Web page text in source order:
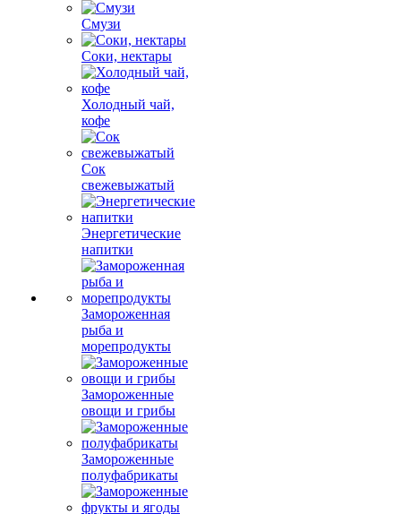
Смузи
Соки, нектары
Холодный чай,
кофе
Сок
свежевыжатый
Энергетические
напитки
Замороженная
рыба и
морепродукты
Замороженные
овощи и грибы
Замороженные
полуфабрикаты